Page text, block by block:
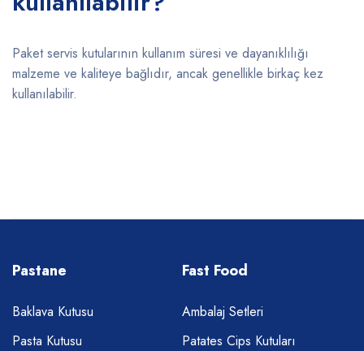
Paket servis kutularının kullanım süresi ve dayanıklılığı
malzeme ve kaliteye bağlıdır, ancak genellikle birkaç kez
kullanılabilir.
Pastane
Baklava Kutusu
Pasta Kutusu
Fast Food
Ambalaj Setleri
Patates Cips Kutuları